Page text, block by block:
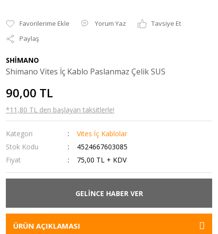
Yorum Yaz
Tavsiye Et
Paylaş
SHİMANO
Shimano Vites İç Kablo Paslanmaz Çelik SUS
90,00 TL
*11,80 TL den başlayan taksitlerle!
Kategori
Vites İç Kablolar
Stok Kodu
4524667603085
Fiyat
75,00 TL + KDV
GELİNCE HABER VER
ÜRÜN AÇIKLAMASI